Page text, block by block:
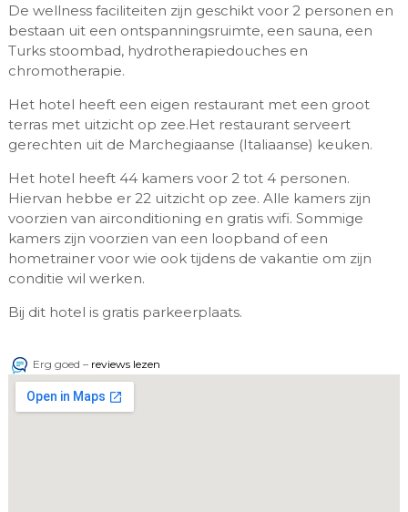
De wellness faciliteiten zijn geschikt voor 2 personen en
bestaan uit een ontspanningsruimte, een sauna, een
Turks stoombad, hydrotherapiedouches en
chromotherapie.
Het hotel heeft een eigen restaurant met een groot
terras met uitzicht op zee.Het restaurant serveert
gerechten uit de Marchegiaanse (Italiaanse) keuken.
Het hotel heeft 44 kamers voor 2 tot 4 personen.
Hiervan hebbe er 22 uitzicht op zee. Alle kamers zijn
voorzien van airconditioning en gratis wifi. Sommige
kamers zijn voorzien van een loopband of een
hometrainer voor wie ook tijdens de vakantie om zijn
conditie wil werken.
Bij dit hotel is gratis parkeerplaats.
Erg goed – reviews lezen